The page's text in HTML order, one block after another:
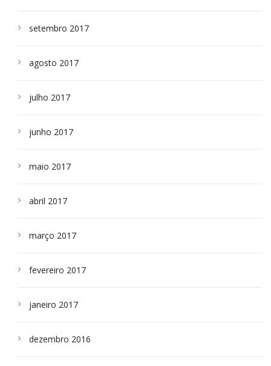
setembro 2017
agosto 2017
julho 2017
junho 2017
maio 2017
abril 2017
março 2017
fevereiro 2017
janeiro 2017
dezembro 2016